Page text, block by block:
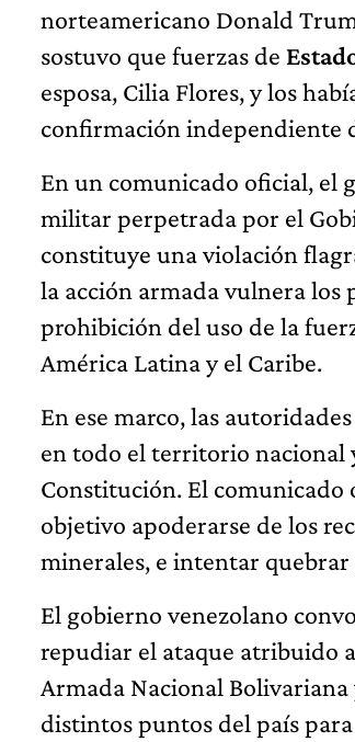
norteamericano Donald
sostuvo que fuerzas de
esposa, Cilia Flores, y los
confirmación independiente
En un comunicado oficial, el
militar perpetrada por el
constituye una violación
la acción armada vulnera los
prohibición del uso de la
América Latina y el Caribe.
En ese marco, las
en todo el territorio nacional
Constitución. El comunicado
objetivo apoderarse de los
minerales, e intentar
El gobierno venezolano
repudiar el ataque atribuido a
Armada Nacional
distintos puntos del país